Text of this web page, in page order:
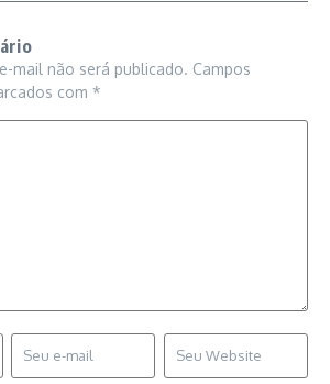
mail não será publicado. Campos
com *